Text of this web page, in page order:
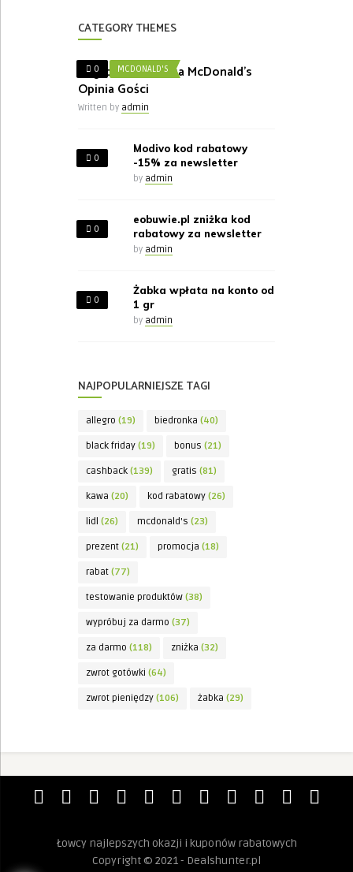
CATEGORY THEMES
0 MCDONALD'S
Nagroda w Ankieta McDonald’s
Opinia Gości
Written by admin
0
Modivo kod rabatowy
-15% za newsletter
by admin
0
eobuwie.pl zniżka kod
rabatowy za newsletter
by admin
0
Żabka wpłata na konto od
1 gr
by admin
NAJPOPULARNIEJSZE TAGI
allegro (19) biedronka (40)
black friday (19) bonus (21)
cashback (139) gratis (81)
kawa (20) kod rabatowy (26)
lidl (26) mcdonald's (23)
prezent (21) promocja (18)
rabat (77)
testowanie produktów (38)
wypróbuj za darmo (37)
za darmo (118) zniżka (32)
zwrot gotówki (64)
zwrot pieniędzy (106) żabka (29)
Łowcy najlepszych okazji i kuponów rabatowych
Copyright © 2021 - Dealshunter.pl